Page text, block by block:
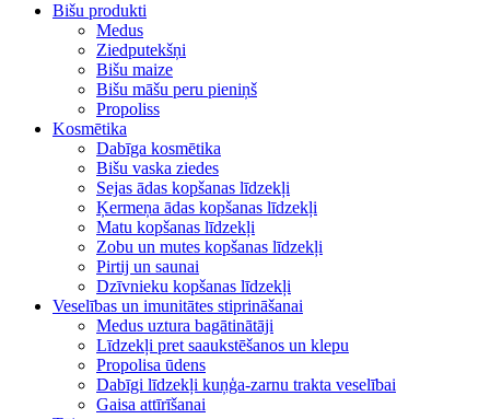
Bišu produkti
Medus
Ziedputekšņi
Bišu maize
Bišu māšu peru pieniņš
Propoliss
Kosmētika
Dabīga kosmētika
Bišu vaska ziedes
Sejas ādas kopšanas līdzekļi
Ķermeņa ādas kopšanas līdzekļi
Matu kopšanas līdzekļi
Zobu un mutes kopšanas līdzekļi
Pirtij un saunai
Dzīvnieku kopšanas līdzekļi
Veselības un imunitātes stiprināšanai
Medus uztura bagātinātāji
Līdzekļi pret saaukstēšanos un klepu
Propolisa ūdens
Dabīgi līdzekļi kuņģa-zarnu trakta veselībai
Gaisa attīrīšanai